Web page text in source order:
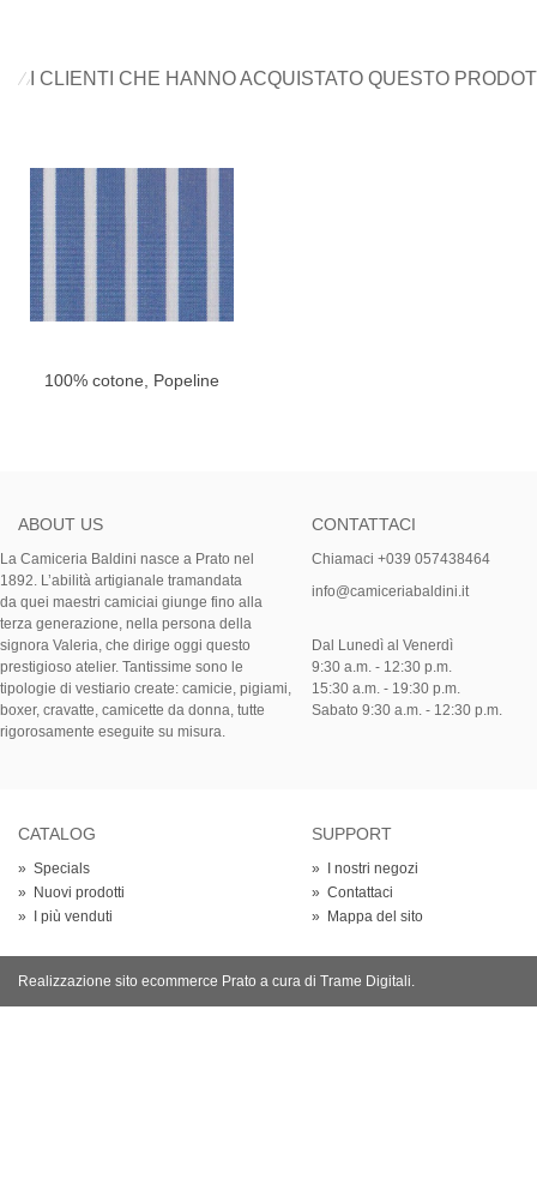
I CLIENTI CHE HANNO ACQUISTATO QUESTO
100% cotone, Popeline
ABOUT US
La Camiceria Baldini nasce a Prato nel
1892. L’abilità artigianale tramandata
da quei maestri camiciai giunge fino alla
terza generazione, nella persona della
signora Valeria, che dirige oggi questo
prestigioso atelier. Tantissime sono le
tipologie di vestiario create: camicie, pigiami,
boxer, cravatte, camicette da donna, tutte
rigorosamente eseguite su misura.
CONTATTACI
Chiamaci +039 057438464
info@camiceriabaldini.it
Dal Lunedì al Venerdì
9:30 a.m. - 12:30 p.m.
15:30 a.m. - 19:30 p.m.
Sabato 9:30 a.m. - 12:30 p.m.
CATALOG
» Specials
» Nuovi prodotti
» I più venduti
SUPPORT
» I nostri negozi
» Contattaci
» Mappa del sito
Realizzazione sito ecommerce Prato a cura di Trame Digitali.